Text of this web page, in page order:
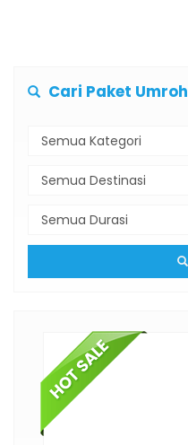
Cari Paket Umroh